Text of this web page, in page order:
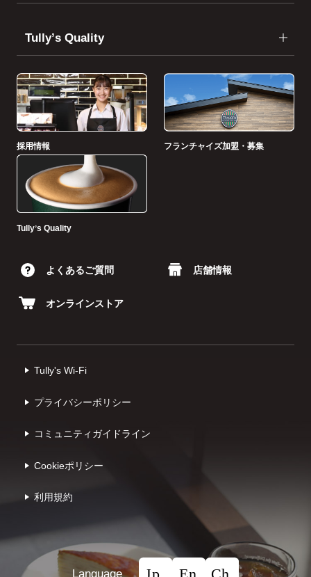
Tullyʼs Quality
採用情報 フランチャイズ加盟・募集
Tullyʼs Quality
よくあるご質問 店舗情報
オンラインストア
Tully's Wi-Fi
プライバシーポリシー
コミュニティガイドライン
Cookieポリシー
利⽤規約
Language